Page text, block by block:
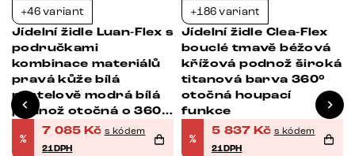
+46 variant
Jídelní židle Luan-Flex s
područkami
kombinace materiálů
pravá kůže bílá
pastelově modrá bílá
podnož otočná o 360°
houpací funkce
%
7 085 Kč s kódem
21DPH
+186 variant
Jídelní židle Clea-Flex
bouclé tmavě béžová
křížová podnož široká
titanová barva 360°
otočná houpací
funkce
%
5 837 Kč s kódem
21DPH